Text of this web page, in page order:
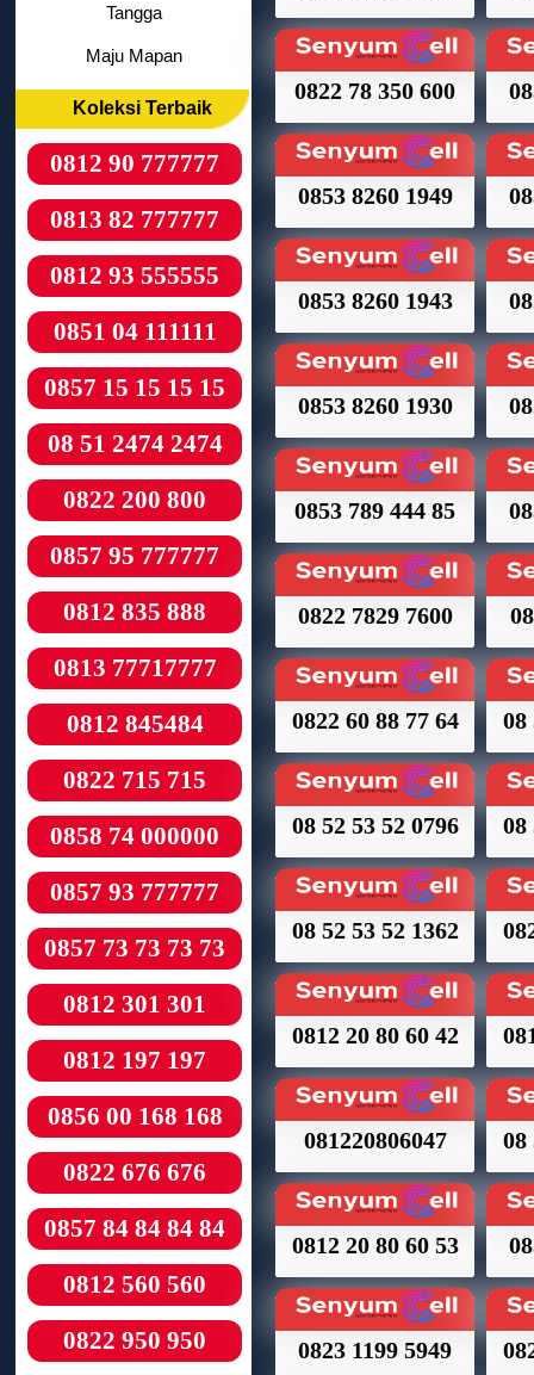
Tangga
Maju Mapan
Koleksi Terbaik
0812 90 777777
0813 82 777777
0812 93 555555
0851 04 111111
0857 15 15 15 15
08 51 2474 2474
0822 200 800
0857 95 777777
0812 835 888
0813 77717777
0812 845484
0822 715 715
0858 74 000000
0857 93 777777
0857 73 73 73 73
0812 301 301
0812 197 197
0856 00 168 168
0822 676 676
0857 84 84 84 84
0812 560 560
0822 950 950
0822 78 350 600
0853 8260 1949
0853 8260 1943
0853 8260 1930
0853 789 444 85
0822 7829 7600
0822 60 88 77 64 08
08 52 53 52 0796 08
08 52 53 52 1362
0812 20 80 60 42
081220806047 08
0812 20 80 60 53
0823 1199 5949